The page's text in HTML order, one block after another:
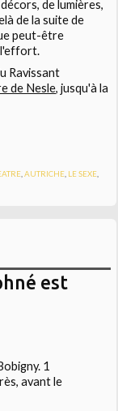
de lumières,
de la suite de
peut-être
l'effort.
Ravissant
de Nesle, jusqu'à la
,AUTRICHE LE SEXE
est
1
avant le